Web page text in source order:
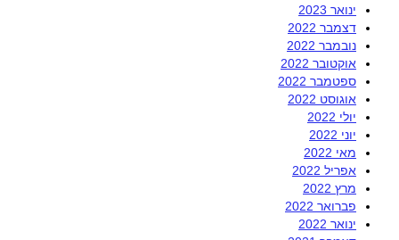
ינואר 2023
דצמבר 2022
נובמבר 2022
אוקטובר 2022
ספטמבר 2022
אוגוסט 2022
יולי 2022
יוני 2022
מאי 2022
אפריל 2022
מרץ 2022
פברואר 2022
ינואר 2022